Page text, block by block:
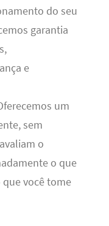
do seu
garantia
e
um
sem
o
o que
você tome